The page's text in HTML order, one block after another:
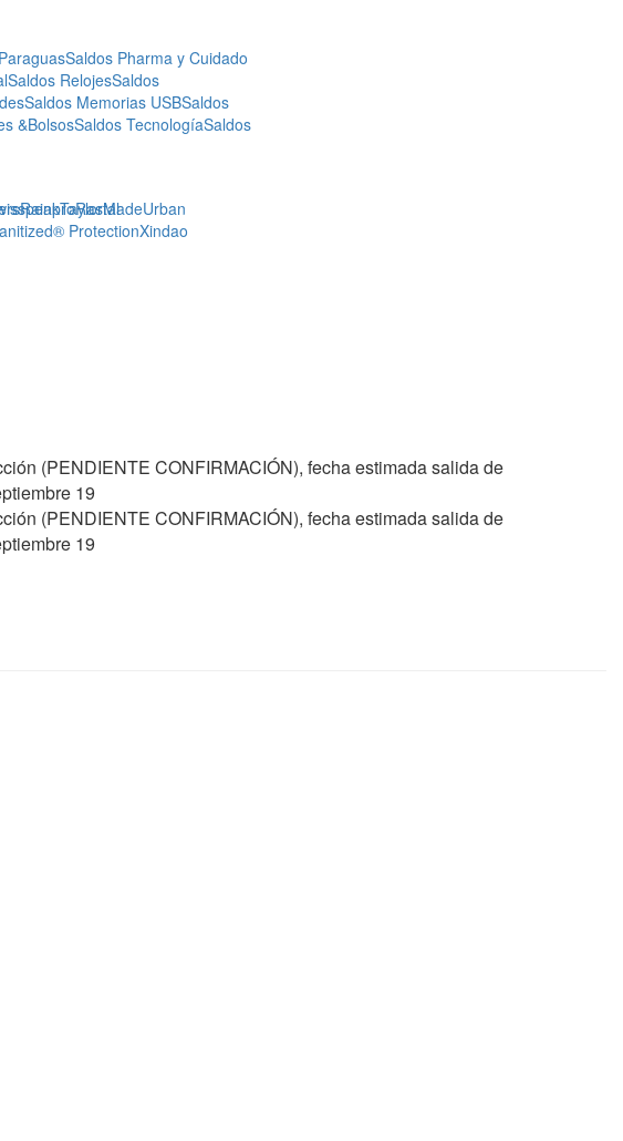
Saldos Pharma y Cuidado
Saldos RelojesSaldos
Saldos Memorias USBSaldos
&BolsosSaldos TecnologíaSaldos
RainproRastal
TaylorMadeUrban
ProtectionXindao
(PENDIENTE CONFIRMACIÓN), fecha estimada salida de
19
(PENDIENTE CONFIRMACIÓN), fecha estimada salida de
19